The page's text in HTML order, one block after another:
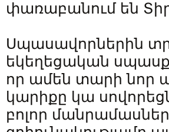
փառաբանում են
Սպասավորներին
եկեղեցական
որ ամեն տարի նոր
կարիքը կա
բոլոր